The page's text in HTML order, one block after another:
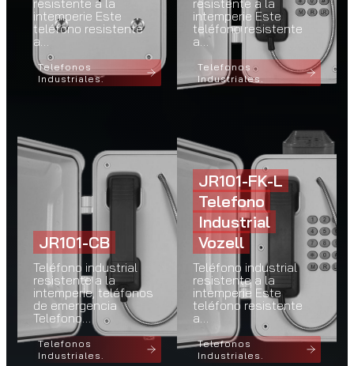
resistente a la
intemperie Este
teléfono resistente
a…
Telefonos
Industriales.
resistente a la
intemperie Este
teléfono resistente
a…
Telefonos
Industriales.
JR101-CB
Teléfono industrial
resistente a la
intemperie, teléfonos
de emergencia
Telefono…
Telefonos
Industriales.
JR101-FK-L
Telefono
Industrial
Vozell
Teléfono industrial
resistente a la
intemperie Este
teléfono resistente
a…
Telefonos
Industriales.